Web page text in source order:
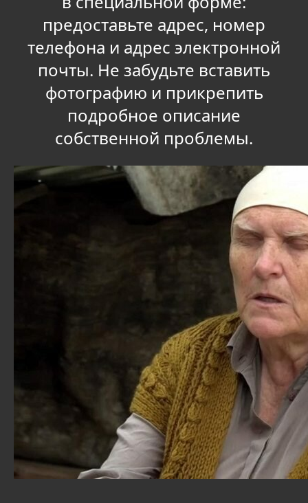
предоставьте адрес, номер
телефона и адрес электронной
почты. Не забудьте вставить
фотографию и прикрепить
подробное описание
собственной проблемы.